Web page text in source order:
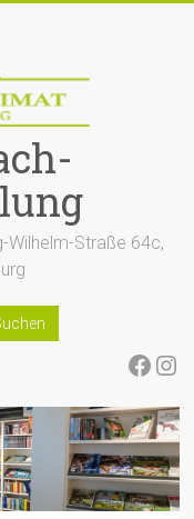
Wilhelm-Straße 64c,